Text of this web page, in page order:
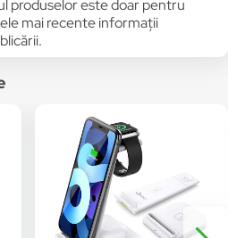
produselor este doar pentru
mai recente informații